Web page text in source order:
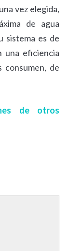
vez elegida,
de agua
sistema es de
una eficiencia
consumen, de
de otros